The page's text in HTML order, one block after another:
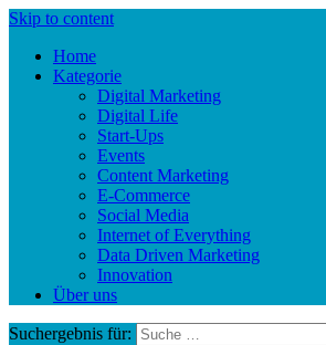
Skip to content
Home
Kategorie
Digital Marketing
Digital Life
Start-Ups
Events
Content Marketing
E-Commerce
Social Media
Internet of Everything
Data Driven Marketing
Innovation
Über uns
Suchergebnis für: